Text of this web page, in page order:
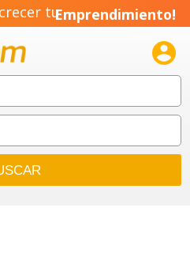
tuEmprendimiento!
